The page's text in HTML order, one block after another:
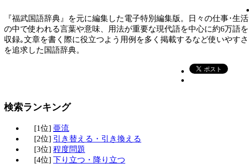
『福武国語辞典』を元に編集した電子特別編集版。日々の仕事･生活
の中で使われる言葉や意味、用法が重要な現代語を中心に約6万語を
収録｡文章を書く際に役立つよう用例を多く掲載するなど使いやすさ
を追求した国語辞典。
検索ランキング
[1位] 亜流
[2位] 引き替える・引き換える
[3位] 程度問題
[4位] 下り立つ・降り立つ